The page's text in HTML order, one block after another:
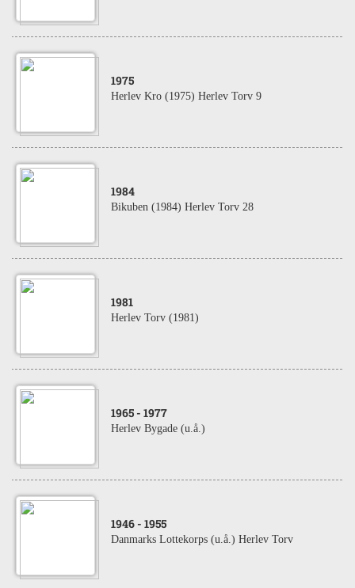
1975
Herlev Kro (1975) Herlev Torv 9
1984
Bikuben (1984) Herlev Torv 28
1981
Herlev Torv (1981)
1965 - 1977
Herlev Bygade (u.å.)
1946 - 1955
Danmarks Lottekorps (u.å.) Herlev Torv